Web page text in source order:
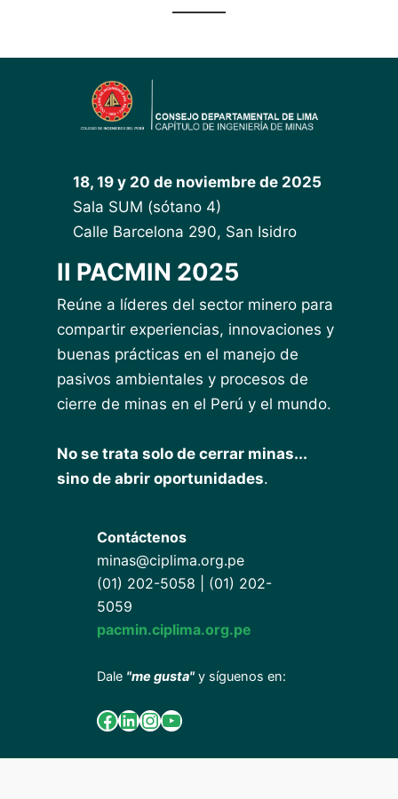
18, 19 y 20 de noviembre de 2025
Sala SUM (sótano 4)
Calle Barcelona 290, San Isidro
II PACMIN 2025
Reúne a líderes del sector minero para
compartir experiencias, innovaciones y
buenas prácticas en el manejo de
pasivos ambientales y procesos de
cierre de minas en el Perú y el mundo.
No se trata solo de cerrar minas...
sino de abrir oportunidades.
Contáctenos
minas@ciplima.org.pe
(01) 202-5058 | (01) 202-
5059
pacmin.ciplima.org.pe
Dale "me gusta"y síguenos en:
Facebook
LinkedIn
Instagram
YouTube